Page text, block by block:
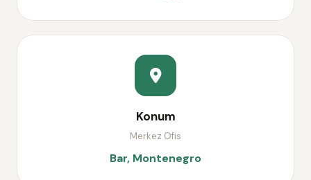
Konum
Merkez Ofis
Bar, Montenegro